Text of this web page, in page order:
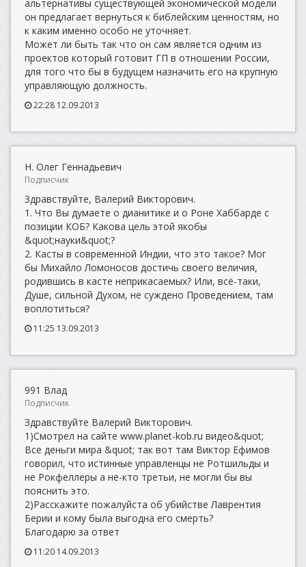
альтернативы существующей экономической модели
он предлагает вернуться к библейским ценностям, но
к каким именно особо не уточняет.
Может ли быть так что он сам является одним из
проектов который готовит ГП в отношении России,
для того что бы в будущем назначить его на крупную
управляющую должность.
22:28 12.09.2013
Н. Олег Геннадьевич
Подписчик
Здравствуйте, Валерий Викторович.
1. Что Вы думаете о дианитике и о Роне Хаббарде с
позиции КОБ? Какова цель этой якобы
&quot;науки&quot;?
2. Касты в современной Индии, что это такое? Мог
бы Михайло Ломоносов достичь своего величия,
родившись в касте неприкасаемых? Или, всё-таки,
Душе, сильной Духом, не суждено Проведением, там
воплотиться?
11:25 13.09.2013
991 Влад
Подписчик
Здравствуйте Валерий Викторович.
1)Смотрел на сайте www.planet-kob.ru видео&quot;
Все деньги мира &quot; так вот там Виктор Ефимов
говорил, что истинные управленцы не Ротшильды и
не Рокфеллеры а не-кто третьи, не могли бы вы
пояснить это.
2)Расскажите пожалуйста об убийстве Лаврентия
Берии и кому была выгодна его смерть?
Благодарю за ответ
11:20 14.09.2013